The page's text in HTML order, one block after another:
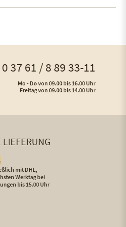
0 37 61 / 8 89 33-11
Mo - Do von 09.00 bis 16.00 Uhr
Freitag von 09.00 bis 14.00 Uhr
mit DHL,
Werktag bei
bis 15.00 Uhr